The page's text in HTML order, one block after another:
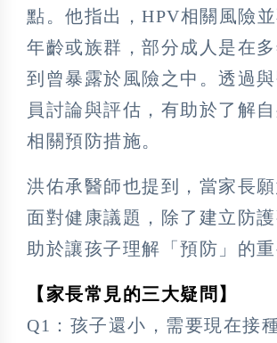
點。他指出，HPV相關風險
年齡或族群，部分成人是在
到曾暴露於風險之中。透過
員討論與評估，有助於了解
相關預防措施。
洪佑承醫師也提到，當家長
面對健康議題，除了建立防
助於讓孩子理解「預防」的重
【家長常見的三大疑問】
Q1：孩子還小，需要現在接